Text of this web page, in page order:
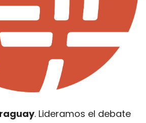
. Lideramos el debate